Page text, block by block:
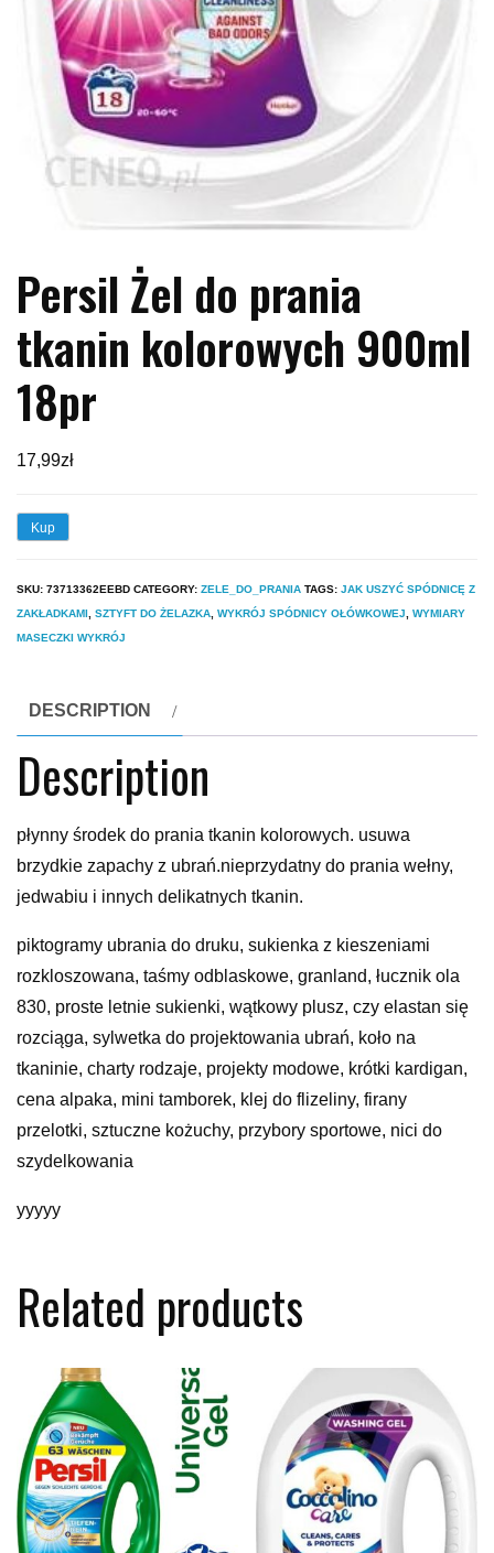
Persil Żel do prania
tkanin kolorowych 900ml
18pr
17,99zł
Kup
SKU: 73713362EEBD CATEGORY: ZELE_DO_PRANIA TAGS: JAK USZYĆ SPÓDNICĘ Z
ZAKŁADKAMI, SZTYFT DO ŻELAZKA, WYKRÓJ SPÓDNICY OŁÓWKOWEJ, WYMIARY
MASECZKI WYKRÓJ
DESCRIPTION
Description
płynny środek do prania tkanin kolorowych. usuwa
brzydkie zapachy z ubrań.nieprzydatny do prania wełny,
jedwabiu i innych delikatnych tkanin.
piktogramy ubrania do druku, sukienka z kieszeniami
rozkloszowana, taśmy odblaskowe, granland, łucznik ola
830, proste letnie sukienki, wątkowy plusz, czy elastan się
rozciąga, sylwetka do projektowania ubrań, koło na
tkaninie, charty rodzaje, projekty modowe, krótki kardigan,
cena alpaka, mini tamborek, klej do flizeliny, firany
przelotki, sztuczne kożuchy, przybory sportowe, nici do
szydelkowania
yyyyy
Related products